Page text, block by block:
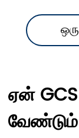
ஏன்